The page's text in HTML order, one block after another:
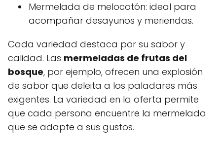
Mermelada de melocotón: ideal para
acompañar desayunos y meriendas.
Cada variedad destaca por su sabor y
calidad. Las mermeladas de frutas del
bosque, por ejemplo, ofrecen una explosión
de sabor que deleita a los paladares más
exigentes. La variedad en la oferta permite
que cada persona encuentre la mermelada
que se adapte a sus gustos.